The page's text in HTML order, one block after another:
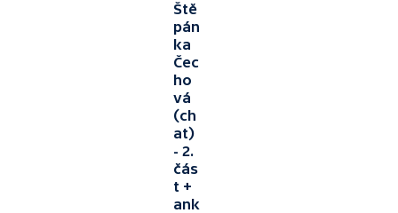
Ště
pán
ka
Čec
ho
vá
(ch
at)
- 2.
čás
t +
ank